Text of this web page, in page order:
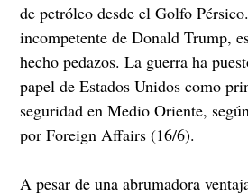
de petróleo desde el Golfo
incompetente de Donald Trump,
hecho pedazos. La guerra ha
papel de Estados Unidos como
seguridad en Medio Oriente,
por Foreign Affairs (16/6).
A pesar de una abrumadora